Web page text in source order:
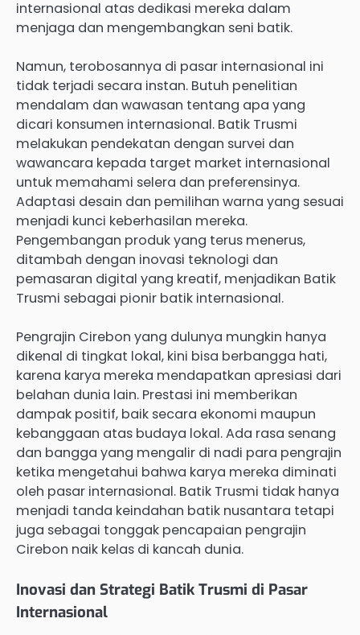
internasional atas dedikasi mereka dalam
menjaga dan mengembangkan seni batik.
Namun, terobosannya di pasar internasional ini
tidak terjadi secara instan. Butuh penelitian
mendalam dan wawasan tentang apa yang
dicari konsumen internasional. Batik Trusmi
melakukan pendekatan dengan survei dan
wawancara kepada target market internasional
untuk memahami selera dan preferensinya.
Adaptasi desain dan pemilihan warna yang sesuai
menjadi kunci keberhasilan mereka.
Pengembangan produk yang terus menerus,
ditambah dengan inovasi teknologi dan
pemasaran digital yang kreatif, menjadikan Batik
Trusmi sebagai pionir batik internasional.
Pengrajin Cirebon yang dulunya mungkin hanya
dikenal di tingkat lokal, kini bisa berbangga hati,
karena karya mereka mendapatkan apresiasi dari
belahan dunia lain. Prestasi ini memberikan
dampak positif, baik secara ekonomi maupun
kebanggaan atas budaya lokal. Ada rasa senang
dan bangga yang mengalir di nadi para pengrajin
ketika mengetahui bahwa karya mereka diminati
oleh pasar internasional. Batik Trusmi tidak hanya
menjadi tanda keindahan batik nusantara tetapi
juga sebagai tonggak pencapaian pengrajin
Cirebon naik kelas di kancah dunia.
Inovasi dan Strategi Batik Trusmi di Pasar
Internasional